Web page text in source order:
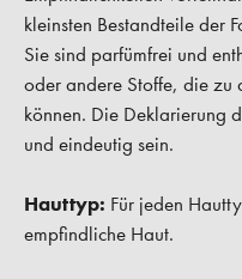
kleinsten Bestandteile der
Sie sind parfümfrei und
oder andere Stoffe, die zu
können. Die Deklarierung
und eindeutig sein.
Hauttyp: Für jeden
empfindliche Haut.